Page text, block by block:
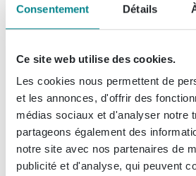
Consentement Détails
Ce site web utilise des cookies.
Les cookies nous permettent de
et les annonces, d'offrir des
médias sociaux et d'analyser notre
partageons également des
notre site avec nos partenaires de
publicité et d'analyse, qui peuvent
Livraison:
109,99
Fortifura
avec